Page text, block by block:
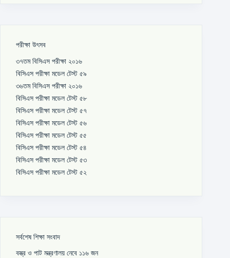
পরীক্ষা উৎসব
৩৭তম বিসিএস পরীক্ষা ২০১৬
বিসিএস পরীক্ষা মডেল টেস্ট ৫৯
৩৬তম বিসিএস পরীক্ষা ২০১৬
বিসিএস পরীক্ষা মডেল টেস্ট ৫৮
বিসিএস পরীক্ষা মডেল টেস্ট ৫৭
বিসিএস পরীক্ষা মডেল টেস্ট ৫৬
বিসিএস পরীক্ষা মডেল টেস্ট ৫৫
বিসিএস পরীক্ষা মডেল টেস্ট ৫৪
বিসিএস পরীক্ষা মডেল টেস্ট ৫৩
বিসিএস পরীক্ষা মডেল টেস্ট ৫২
সর্বশেষ শিক্ষা সংবাদ
বস্ত্র ও পাট মন্ত্রণালয় নেবে ১১৬ জন